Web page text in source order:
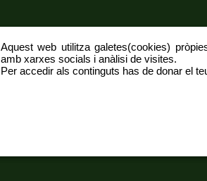
Aquest web utilitza galetes(cookies)
amb xarxes socials i anàlisi de visites.
Per accedir als continguts has de donar el